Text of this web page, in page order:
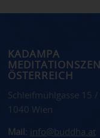
KADAMPA
ÖSTERREICH
Schleifmühlgasse 15 /
1040 Wien
Mail: info@buddha.at